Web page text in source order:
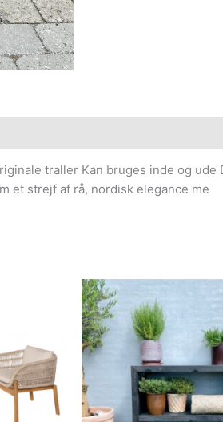
traller Kan bruges inde og
et strejf af rå, nordisk elegance me